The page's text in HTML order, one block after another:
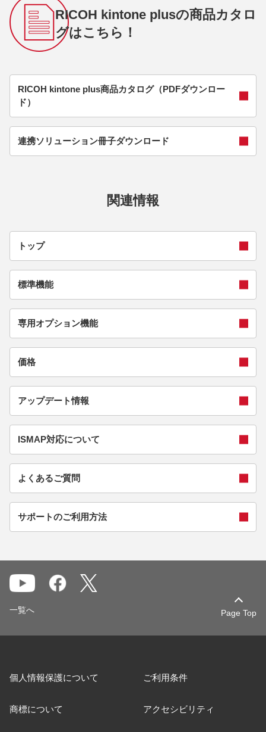
RICOH kintone plusの商品カタロ
グはこちら！
RICOH kintone plus商品カタログ（PDFダウンロー
ド）
連携ソリューション冊子ダウンロード
関連情報
トップ
標準機能
専用オプション機能
価格
アップデート情報
ISMAP対応について
よくあるご質問
サポートのご利用方法
Page Top
一覧へ
個人情報保護について ご利用条件
商標について アクセシビリティ